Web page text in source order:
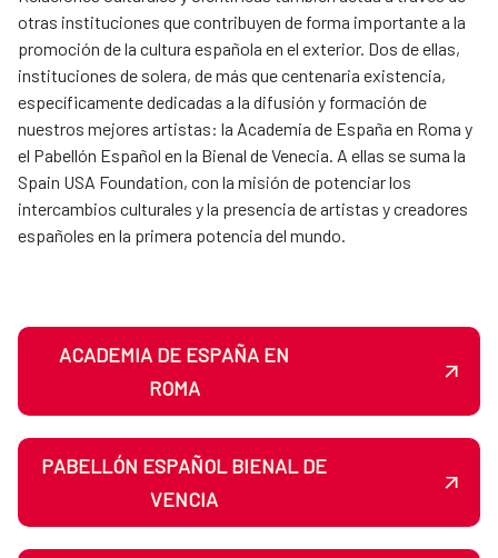
otras instituciones que contribuyen de forma importante a la
promoción de la cultura española en el exterior. Dos de ellas,
instituciones de solera, de más que centenaria existencia,
específicamente dedicadas a la difusión y formación de
nuestros mejores artistas: la Academia de España en Roma y
el Pabellón Español en la Bienal de Venecia. A ellas se suma la
Spain USA Foundation, con la misión de potenciar los
intercambios culturales y la presencia de artistas y creadores
españoles en la primera potencia del mundo.
ACADEMIA DE ESPAÑA EN
ROMA
PABELLÓN ESPAÑOL BIENAL DE
VENCIA